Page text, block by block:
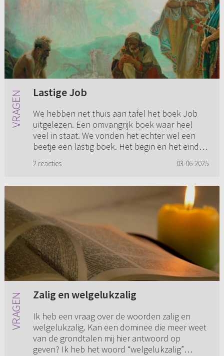
Lastige Job
We hebben net thuis aan tafel het boek Job
uitgelezen. Een omvangrijk boek waar heel
veel in staat. We vonden het echter wel een
beetje een lastig boek. Het begin en het eind
2 reacties 03-06-2025
Zalig en welgelukzalig
Ik heb een vraag over de woorden zalig en
welgelukzalig. Kan een dominee die meer weet
van de grondtalen mij hier antwoord op
geven? Ik heb het woord “welgelukzalig”